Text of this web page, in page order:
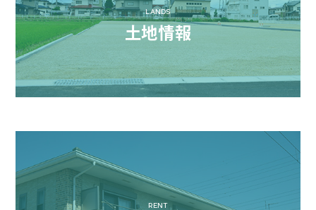
LANDS
土地情報
RENT